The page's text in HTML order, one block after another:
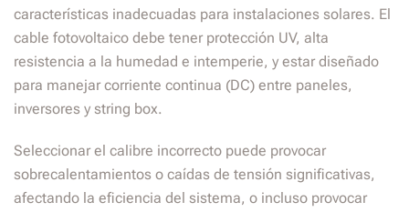
características inadecuadas para instalaciones solares. El
cable fotovoltaico debe tener protección UV, alta
resistencia a la humedad e intemperie, y estar diseñado
para manejar corriente continua (DC) entre paneles,
inversores y string box.
Seleccionar el calibre incorrecto puede provocar
sobrecalentamientos o caídas de tensión significativas,
afectando la eficiencia del sistema, o incluso provocar